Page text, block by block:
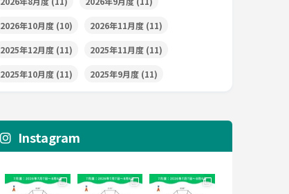
2026年10月度 (10) 2026年11月度 (11)
2025年12月度 (11) 2025年11月度 (11)
2025年10月度 (11) 2025年9月度 (11)
Instagram